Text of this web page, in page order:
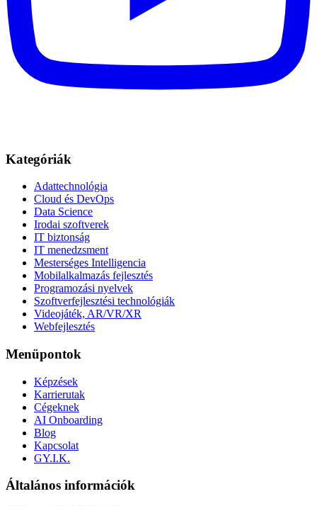
Kategóriák
Adattechnológia
Cloud és DevOps
Data Science
Irodai szoftverek
IT biztonság
IT menedzsment
Mesterséges Intelligencia
Mobilalkalmazás fejlesztés
Programozási nyelvek
Szoftverfejlesztési technológiák
Videojáték, AR/VR/XR
Webfejlesztés
Menüpontok
Képzések
Karrierutak
Cégeknek
AI Onboarding
Blog
Kapcsolat
GY.I.K.
Általános információk